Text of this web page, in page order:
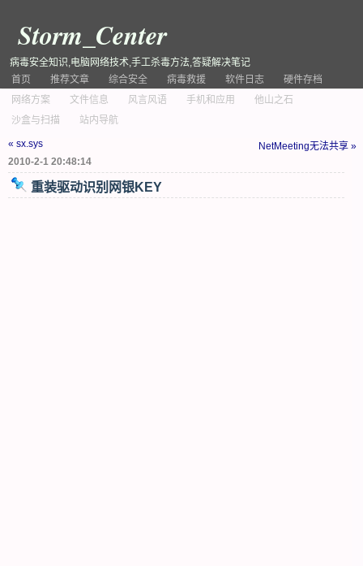
Storm_Center
病毒安全知识,电脑网络技术,手工杀毒方法,答疑解决笔记
首页
推荐文章 综合安全 病毒救援 软件日志
硬件存档
网络方案
文件信息 风言风语 手机和应用
他山之石
沙盒与扫描
站内导航
« sx.sys
NetMeeting无法共享 »
2010-2-1 20:48:14
重装驱动识别网银KEY